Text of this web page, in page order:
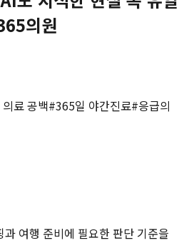
의원
료 공백#365일 야간진료#응급의
여행 준비에 필요한 판단 기준을